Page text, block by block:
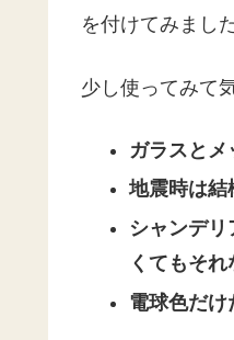
を付けてみました
少し使ってみて
ガラスとメ
地震時は結
シャンデ
くてもそれ
電球色だけ